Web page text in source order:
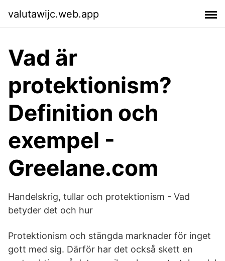
valutawijc.web.app
Vad är
protektionism?
Definition och
exempel -
Greelane.com
Handelskrig, tullar och protektionism - Vad
betyder det och hur
Protektionism och stängda marknader för inget
gott med sig. Därför har det också skett en